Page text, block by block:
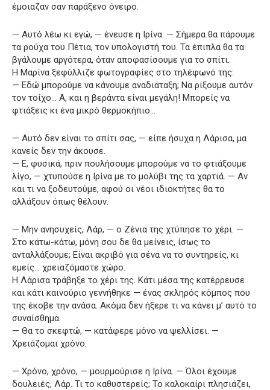
έμοιαζαν σαν παράξενο όνειρο.
— Αυτό λέω κι εγώ, — ένευσε η Ιρίνα. — Σήμερα θα πάρουμε
τα ρούχα του Πέτια, τον υπολογιστή του. Τα έπιπλα θα τα
βγάλουμε αργότερα, όταν αποφασίσουμε για το σπίτι.
Η Μαρίνα ξεφύλλιζε φωτογραφίες στο τηλέφωνό της:
— Εδώ μπορούμε να κάνουμε αναδιάταξη; Να ρίξουμε αυτόν
τον τοίχο… Α, και η βεράντα είναι μεγάλη! Μπορείς να
φτιάξεις κι ένα μικρό θερμοκήπιο…
— Αυτό δεν είναι το σπίτι σας, — είπε ήσυχα η Λάρισα, μα
κανείς δεν την άκουσε.
— Ε, φυσικά, πριν πουλήσουμε μπορούμε να το φτιάξουμε
λίγο, — χτυπούσε η Ιρίνα με το μολύβι της τα χαρτιά. — Αν
και τι να ξοδευτούμε, αφού οι νέοι ιδιοκτήτες θα το
αλλάξουν όπως θέλουν.
— Μην ανησυχείς, Λάρ, — ο Ζένια της χτύπησε το χέρι. —
Στο κάτω-κάτω, μόνη σου δε θα μείνεις, ίσως το
ανταλλάξουμε; Είναι ακριβό για σένα να το συντηρείς, κι
εμείς… χρειαζόμαστε χώρο.
Η Λάρισα τράβηξε το χέρι της. Κάτι μέσα της κατέρρευσε
και κάτι καινούριο γεννήθηκε — ένας σκληρός κόμπος που
της έκοβε την ανάσα. Ακόμα δεν ήξερε τι να κάνει μ’ αυτό το
συναίσθημα.
— Θα το σκεφτώ, — κατάφερε μόνο να ψελλίσει. —
Χρειάζομαι χρόνο.
— Χρόνο, χρόνο, — μουρμούρισε η Ιρίνα. — Όλοι έχουμε
δουλειές, Λάρ. Τι το καθυστερείς; Το καλοκαίρι πλησιάζει,